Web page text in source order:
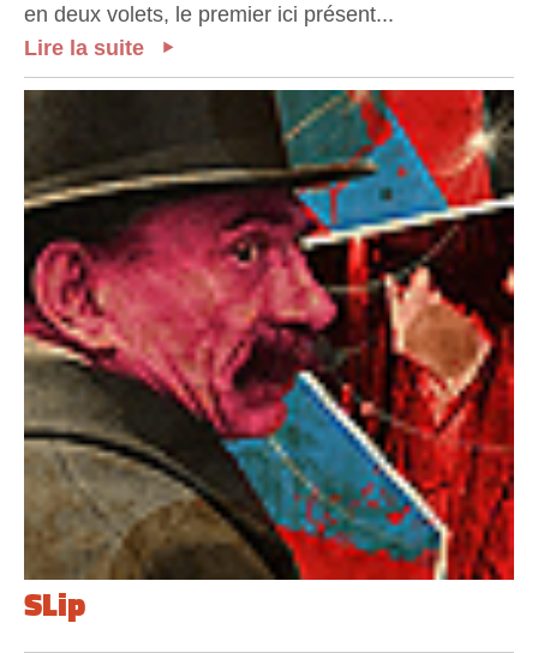
en deux volets, le premier ici présent...
Lire la suite
SLip